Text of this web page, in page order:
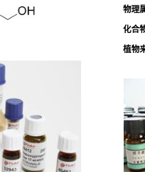
物理
化合
植物